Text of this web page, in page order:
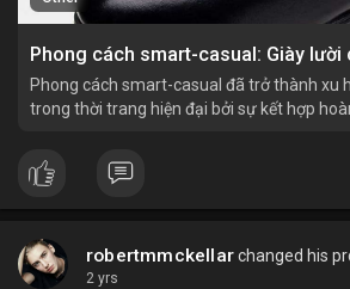
Phong cách smart-casual đã trở thành xu
trong thời trang hiện đại bởi sự kết hợp
với quần Âu là một cách tuyệ
robertmmckellarchanged his
2 yrs